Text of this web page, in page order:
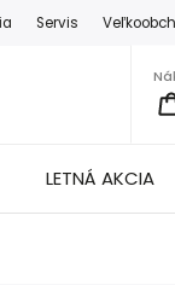
Servis
LETNÁ AKCIA